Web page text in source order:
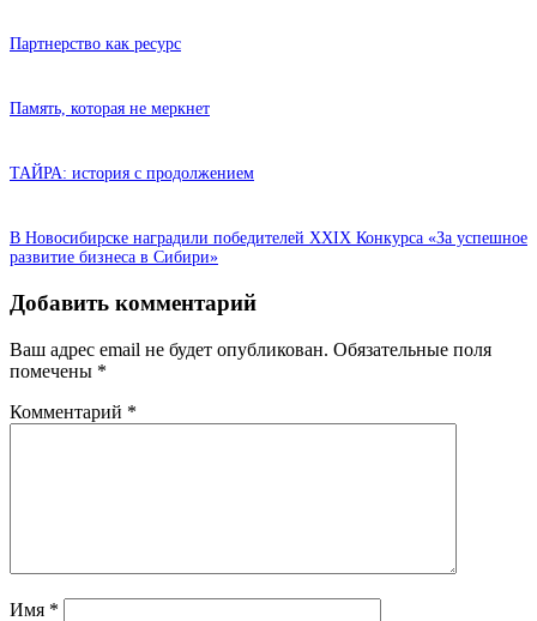
Партнерство как ресурс
Память, которая не меркнет
ТАЙРА: история с продолжением
В Новосибирске наградили победителей XXIX Конкурса «За успешное
развитие бизнеса в Сибири»
Добавить комментарий
Ваш адрес email не будет опубликован. Обязательные поля
помечены *
Комментарий *
Имя *